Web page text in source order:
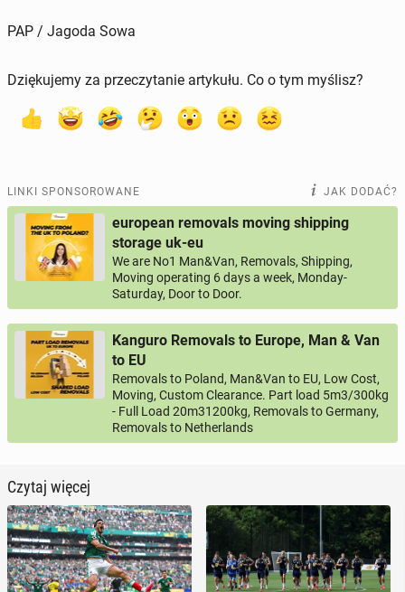
PAP / Jagoda Sowa
Dziękujemy za przeczytanie artykułu. Co o tym myślisz?
LINKI SPONSOROWANE JAK DODAĆ?
european removals moving shipping
storage uk-eu
We are No1 Man&Van, Removals, Shipping,
Moving operating 6 days a week, Monday-
Saturday, Door to Door.
Kanguro Removals to Europe, Man & Van
to EU
Removals to Poland, Man&Van to EU, Low Cost,
Moving, Custom Clearance. Part load 5m3/300kg
- Full Load 20m31200kg, Removals to Germany,
Removals to Netherlands
Czytaj więcej